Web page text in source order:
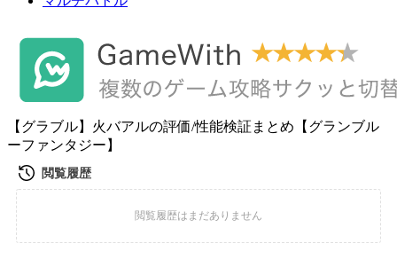
【グラブル】火バアルの評価/性能検証まとめ【グランブル
ーファンタジー】